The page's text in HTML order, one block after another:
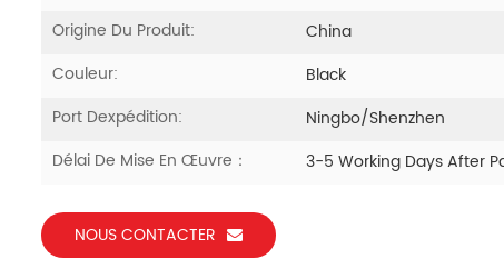
Origine Du Produit:
China
Couleur:
Black
Port Dexpédition:
Ningbo/Shenzhen
Délai De Mise En Œuvre：
3-5 Working Days After
NOUS CONTACTER